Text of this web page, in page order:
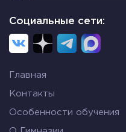
Социальные сети:
Главная
Контакты
Особенности обучения